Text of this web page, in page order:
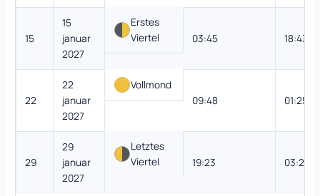
15
15
januar
2027
Erstes
Viertel
03:45 18:43
22
22
januar
2027
Vollmond
09:48
01:25
29
29
januar
2027
Letztes
Viertel
19:23 03:20